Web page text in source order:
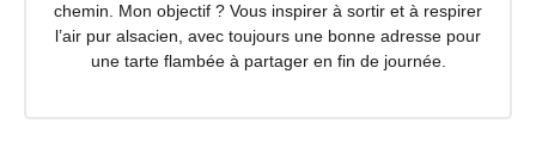
chemin. Mon objectif ? Vous inspirer à sortir et à respirer
l’air pur alsacien, avec toujours une bonne adresse pour
une tarte flambée à partager en fin de journée.